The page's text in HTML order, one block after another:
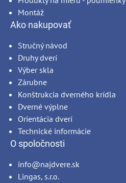
Montáž
Ako nakupovať
Stručný návod
Druhy dverí
Výber skla
Zárubne
Konštrukcia dverného krídla
Dverné výplne
Orientácia dverí
Technické informácie
O spoločnosti
info@najdvere.sk
Lingas, s.r.o.